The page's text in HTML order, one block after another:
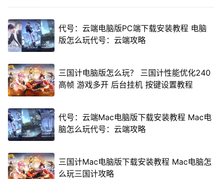
代号：云端电脑版PC端下载安装教程 电脑
版怎么玩代号：云端攻略
三国计电脑版怎么玩？ 三国计性能优化240
高帧 游戏多开 后台挂机 按键设置教程
代号：云端Mac电脑版下载安装教程 Mac电
脑怎么玩代号：云端攻略
三国计Mac电脑版下载安装教程 Mac电脑怎
么玩三国计攻略